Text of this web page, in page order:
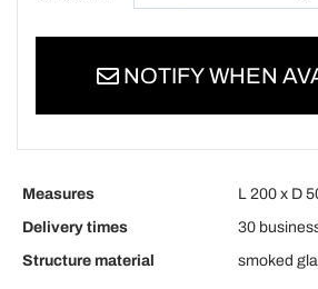
NOTIFY WHEN
Measures
L 200 x D
Delivery times
30
Structure material
smoked